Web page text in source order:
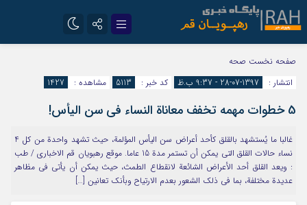
تلگرام
ایتا
صفحه نخست صحه
انتشار :
1397-07-28 - 9:37 ب.ظ کد خبر : 5113 مشاهده : 1427
5 خطوات مهمه تخفف معاناة النساء في سن اليأس!
غالبا ما يُستشهد بالقلق كأحد أعراض سن اليأس المؤلمة، حيث تشهد واحدة من كل 4
نساء حالات القلق التي يمكن أن تستمر مدة 15 عاما. موقع رهبویان قم الاخباری / طب
: ويعد القلق أحد الأعراض الشائعة لانقطاع الطمث، حيث يمكن أن يأتي في مظاهر
عديدة مختلفة، بما في ذلك الشعور بعدم الارتياح وبأنك تعانين […]